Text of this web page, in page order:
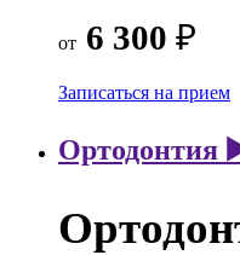
от 6 300 ₽
Записаться на прием
Ортодонтия